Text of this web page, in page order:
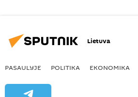
Lietuva
PASAULYJE POLITIKA EKONOMIKA